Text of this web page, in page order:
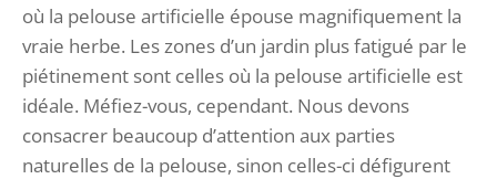
où la pelouse artificielle épouse magnifiquement la
vraie herbe. Les zones d’un jardin plus fatigué par le
piétinement sont celles où la pelouse artificielle est
idéale. Méfiez-vous, cependant. Nous devons
consacrer beaucoup d’attention aux parties
naturelles de la pelouse, sinon celles-ci défigurent